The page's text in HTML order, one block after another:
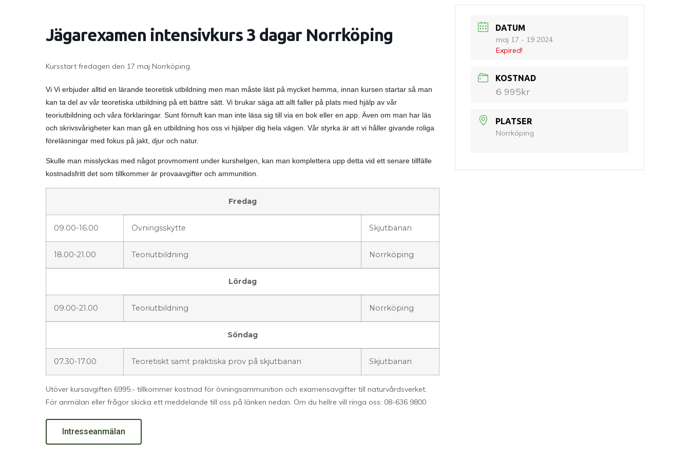
Jägarexamen intensivkurs 3 dagar Norrköping
Kursstart fredagen den 17 maj Norrköping.
Vi Vi erbjuder alltid en lärande teoretisk utbildning men man måste läst på mycket hemma, innan kursen startar så man
kan ta del av vår teoretiska utbildning på ett bättre sätt. Vi brukar säga att allt faller på plats med hjälp av vår
teoriutbildning och våra förklaringar. Sunt förnuft kan man inte läsa sig till via en bok eller en app. Även om man har läs
och skrivsvårigheter kan man gå en utbildning hos oss vi hjälper dig hela vägen. Vår styrka är att vi håller givande roliga
föreläsningar med fokus på jakt, djur och natur.
Skulle man misslyckas med något provmoment under kurshelgen, kan man komplettera upp detta vid ett senare tillfälle
kostnadsfritt det som tillkommer är provaavgifter och ammunition.
Fredag
09.00-16.00 Övningsskytte Skjutbanan
18.00-21.00 Teoriutbildning Norrköping
Lördag
09.00-21.00 Teoriutbildning Norrköping
Söndag
07.30-17.00 Teoretiskt samt praktiska prov på skjutbanan Skjutbanan
Utöver kursavgiften 6995:- tillkommer kostnad för övningsammunition och examensavgifter till naturvårdsverket.
För anmälan eller frågor skicka ett meddelande till oss på länken nedan. Om du hellre vill ringa oss: 08-636 9800
Intresseanmälan
DATUM
maj 17 - 19 2024
Expired!
KOSTNAD
6 995kr
PLATSER
Norrköping